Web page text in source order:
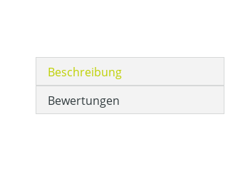
Beschreibung
Bewertungen